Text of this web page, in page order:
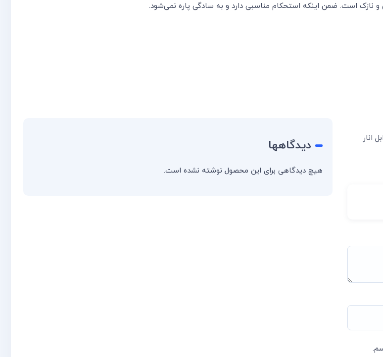
است. ضمن اینکه استحکام مناسبی دارد و به سادگی پاره نمی‌شود.
دیدگاهها
هیچ دیدگاهی برای این محصول نوشته نشده است.
انار